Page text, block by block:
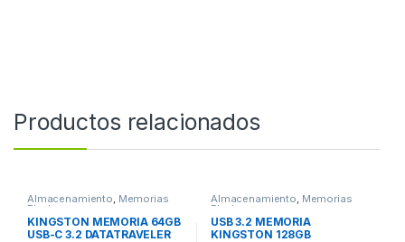
Productos relacionados
Almacenamiento, Memorias
Flash
KINGSTON MEMORIA 64GB
USB-C 3.2 DATATRAVELER
Almacenamiento, Memorias
Flash
USB 3.2 MEMORIA
KINGSTON 128GB